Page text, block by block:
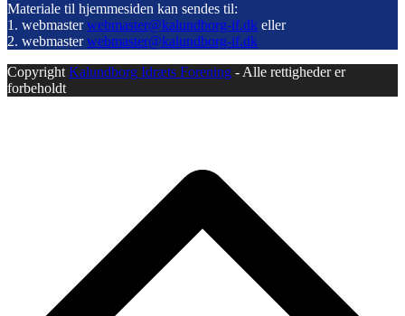
Materiale til hjemmesiden kan sendes til:
1. webmasterwebmaster@kalundborg-if.dk eller
2. webmasterwebmaster@kalundborg-if.dk
CopyrightKalundborg Idræts Forening - Alle rettigheder er
forbeholdt